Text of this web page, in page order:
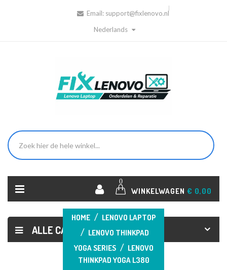
Email: support@fixlenovo.nl
Nederlands
0
WINKELWAGEN € 0,00
ALLE CATEGORIEËN
HOME
LENOVO LAPTOP
LENOVO THINKPAD
YOGA SERIES
LENOVO
THINKPAD YOGA L380